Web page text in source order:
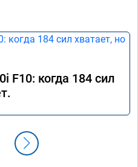
F10: когда 184 сил